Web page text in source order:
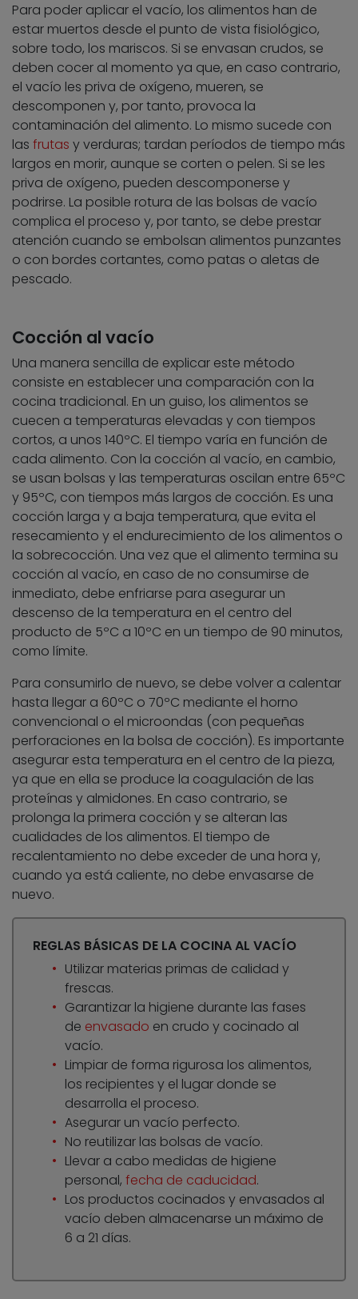
Para poder aplicar el vacío, los alimentos han de
estar muertos desde el punto de vista fisiológico,
sobre todo, los mariscos. Si se envasan crudos, se
deben cocer al momento ya que, en caso contrario,
el vacío les priva de oxígeno, mueren, se
descomponen y, por tanto, provoca la
contaminación del alimento. Lo mismo sucede con
las frutas y verduras; tardan períodos de tiempo más
largos en morir, aunque se corten o pelen. Si se les
priva de oxígeno, pueden descomponerse y
podrirse. La posible rotura de las bolsas de vacío
complica el proceso y, por tanto, se debe prestar
atención cuando se embolsan alimentos punzantes
o con bordes cortantes, como patas o aletas de
pescado.
Cocción al vacío
Una manera sencilla de explicar este método
consiste en establecer una comparación con la
cocina tradicional. En un guiso, los alimentos se
cuecen a temperaturas elevadas y con tiempos
cortos, a unos 140ºC. El tiempo varía en función de
cada alimento. Con la cocción al vacío, en cambio,
se usan bolsas y las temperaturas oscilan entre 65ºC
y 95ºC, con tiempos más largos de cocción. Es una
cocción larga y a baja temperatura, que evita el
resecamiento y el endurecimiento de los alimentos o
la sobrecocción. Una vez que el alimento termina su
cocción al vacío, en caso de no consumirse de
inmediato, debe enfriarse para asegurar un
descenso de la temperatura en el centro del
producto de 5ºC a 10ºC en un tiempo de 90 minutos,
como límite.
Para consumirlo de nuevo, se debe volver a calentar
hasta llegar a 60ºC o 70ºC mediante el horno
convencional o el microondas (con pequeñas
perforaciones en la bolsa de cocción). Es importante
asegurar esta temperatura en el centro de la pieza,
ya que en ella se produce la coagulación de las
proteínas y almidones. En caso contrario, se
prolonga la primera cocción y se alteran las
cualidades de los alimentos. El tiempo de
recalentamiento no debe exceder de una hora y,
cuando ya está caliente, no debe envasarse de
nuevo.
REGLAS BÁSICAS DE LA COCINA AL VACÍO
Utilizar materias primas de calidad y
frescas.
Garantizar la higiene durante las fases
de envasado en crudo y cocinado al
vacío.
Limpiar de forma rigurosa los alimentos,
los recipientes y el lugar donde se
desarrolla el proceso.
Asegurar un vacío perfecto.
No reutilizar las bolsas de vacío.
Llevar a cabo medidas de higiene
personal, fecha de caducidad.
Los productos cocinados y envasados al
vacío deben almacenarse un máximo de
6 a 21 días.